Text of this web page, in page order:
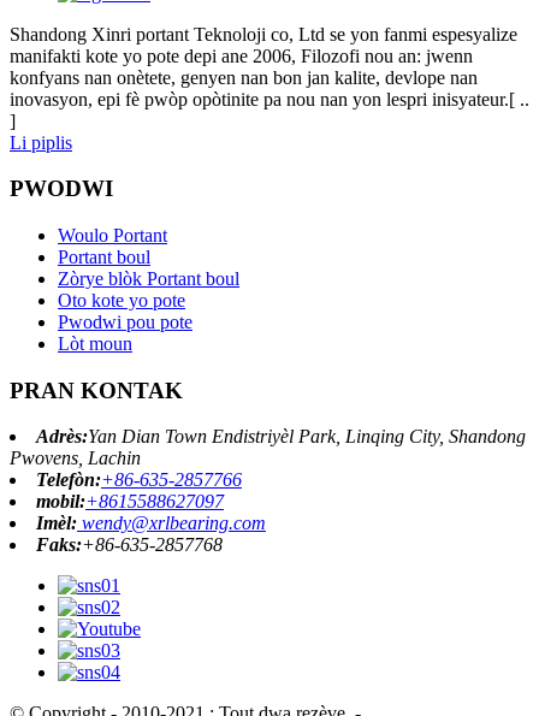
Shandong Xinri portant Teknoloji co, Ltd se yon fanmi espesyalize
manifakti kote yo pote depi ane 2006, Filozofi nou an: jwenn
konfyans nan onètete, genyen nan bon jan kalite, devlope nan
inovasyon, epi fè pwòp opòtinite pa nou nan yon lespri inisyateur.[ ..
]
Li piplis
PWODWI
Woulo Portant
Portant boul
Zòrye blòk Portant boul
Oto kote yo pote
Pwodwi pou pote
Lòt moun
PRAN KONTAK
Adrès:Yan Dian Town Endistriyèl Park, Linqing City, Shandong
Pwovens, Lachin
Telefòn:+86-635-2857766
mobil:+8615588627097
Imèl: wendy@xrlbearing.com
Faks:+86-635-2857768